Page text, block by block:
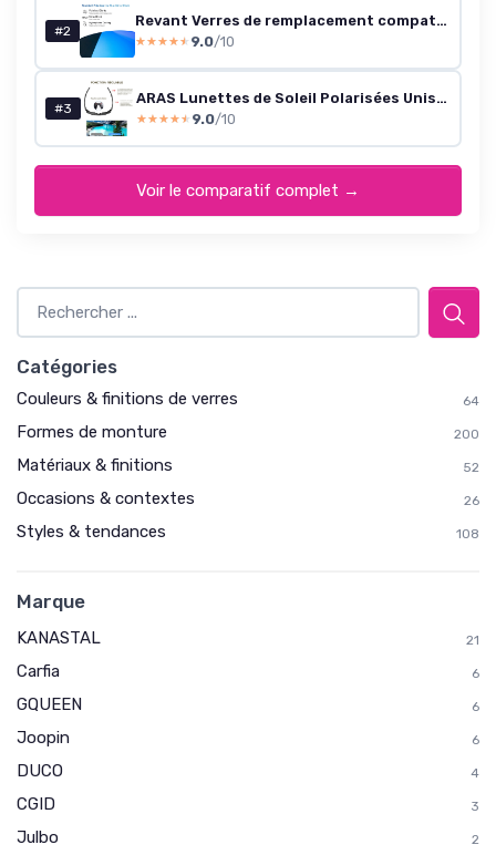
#2
Revant Verres de remplacement compatibles avec les lunettes de soleil Rudy Project Rydon Miroir Bleu Glacier - Polarisé
★★★★★
★★★★★ 9.0/10
#3
ARAS Lunettes de Soleil Polarisées Unisexes — TR90, UV400
★★★★★
★★★★★ 9.0/10
Voir le comparatif complet →
Catégories
Couleurs & finitions de verres 64
Formes de monture 200
Matériaux & finitions 52
Occasions & contextes 26
Styles & tendances 108
Marque
KANASTAL 21
Carfia 6
GQUEEN 6
Joopin 6
DUCO 4
CGID 3
Julbo 2